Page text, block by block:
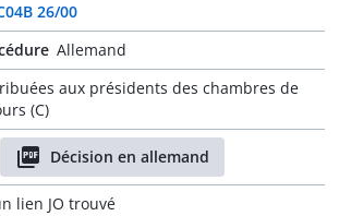
26/00
Allemand
aux présidents des chambres de
(C)
Décision en allemand
lien JO trouvé